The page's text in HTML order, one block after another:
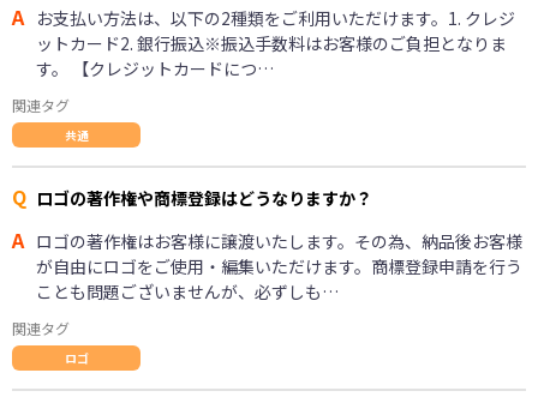
A お支払い方法は、以下の2種類をご利用いただけます。1. クレジ
ットカード2. 銀行振込※振込手数料はお客様のご負担となりま
す。 【クレジットカードにつ…
関連タグ
共通
Q ロゴの著作権や商標登録はどうなりますか？
A ロゴの著作権はお客様に譲渡いたします。その為、納品後お客様
が自由にロゴをご使用・編集いただけます。商標登録申請を行う
ことも問題ございませんが、必ずしも…
関連タグ
ロゴ